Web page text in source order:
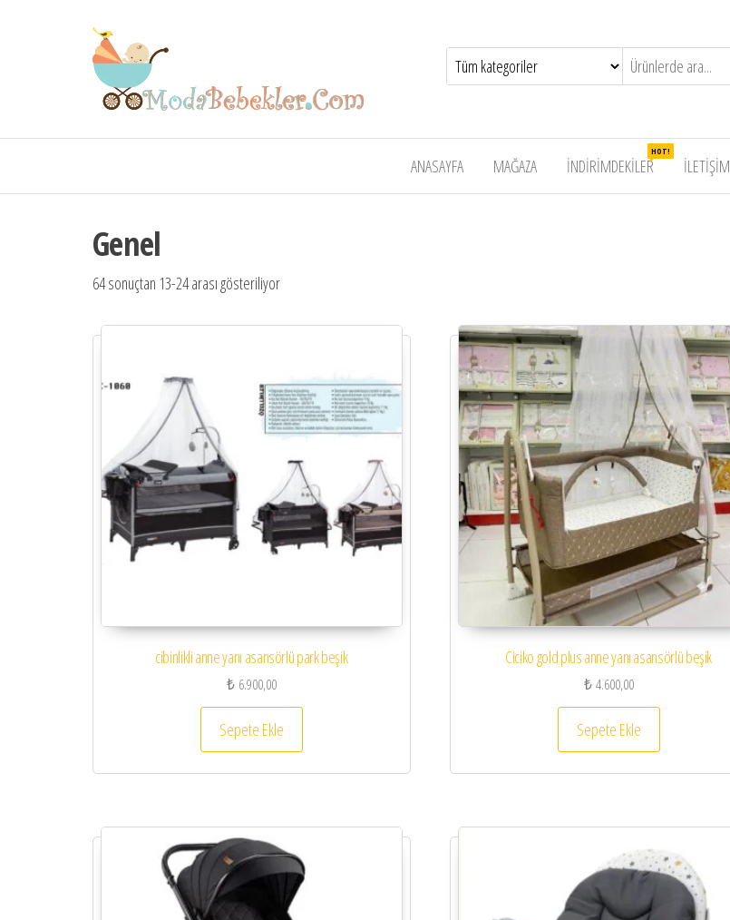
Bebekler
ANASAYFA MAĞAZA İNDIRIMDEKILER
HOT!
İLETIŞIM
Genel
64 sonuçtan 13-24 arası gösteriliyor
cibinlikli anne yanı asansörlü park beşik
₺6.900,00
Sepete Ekle
Ciciko gold plus anne yanı asansörlü beşik
₺4.600,00
Sepete Ekle